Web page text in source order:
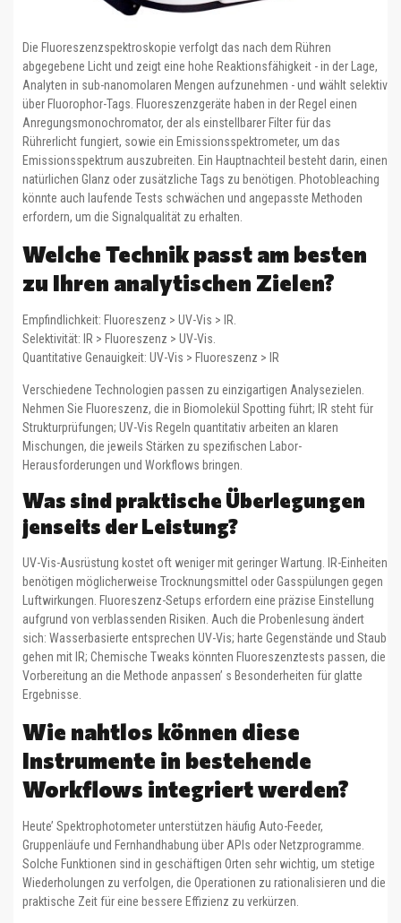
Die Fluoreszenzspektroskopie verfolgt das nach dem Rühren
abgegebene Licht und zeigt eine hohe Reaktionsfähigkeit - in der Lage,
Analyten in sub-nanomolaren Mengen aufzunehmen - und wählt selektiv
über Fluorophor-Tags. Fluoreszenzgeräte haben in der Regel einen
Anregungsmonochromator, der als einstellbarer Filter für das
Rührerlicht fungiert, sowie ein Emissionsspektrometer, um das
Emissionsspektrum auszubreiten. Ein Hauptnachteil besteht darin, einen
natürlichen Glanz oder zusätzliche Tags zu benötigen. Photobleaching
könnte auch laufende Tests schwächen und angepasste Methoden
erfordern, um die Signalqualität zu erhalten.
Welche Technik passt am besten
zu Ihren analytischen Zielen?
Empfindlichkeit: Fluoreszenz > UV-Vis > IR.
Selektivität: IR > Fluoreszenz > UV-Vis.
Quantitative Genauigkeit: UV-Vis > Fluoreszenz > IR
Verschiedene Technologien passen zu einzigartigen Analysezielen.
Nehmen Sie Fluoreszenz, die in Biomolekül Spotting führt; IR steht für
Strukturprüfungen; UV-Vis Regeln quantitativ arbeiten an klaren
Mischungen, die jeweils Stärken zu spezifischen Labor-
Herausforderungen und Workflows bringen.
Was sind praktische Überlegungen
jenseits der Leistung?
UV-Vis-Ausrüstung kostet oft weniger mit geringer Wartung. IR-Einheiten
benötigen möglicherweise Trocknungsmittel oder Gasspülungen gegen
Luftwirkungen. Fluoreszenz-Setups erfordern eine präzise Einstellung
aufgrund von verblassenden Risiken. Auch die Probenlesung ändert
sich: Wasserbasierte entsprechen UV-Vis; harte Gegenstände und Staub
gehen mit IR; Chemische Tweaks könnten Fluoreszenztests passen, die
Vorbereitung an die Methode anpassen’ s Besonderheiten für glatte
Ergebnisse.
Wie nahtlos können diese
Instrumente in bestehende
Workflows integriert werden?
Heute’ Spektrophotometer unterstützen häufig Auto-Feeder,
Gruppenläufe und Fernhandhabung über APIs oder Netzprogramme.
Solche Funktionen sind in geschäftigen Orten sehr wichtig, um stetige
Wiederholungen zu verfolgen, die Operationen zu rationalisieren und die
praktische Zeit für eine bessere Effizienz zu verkürzen.